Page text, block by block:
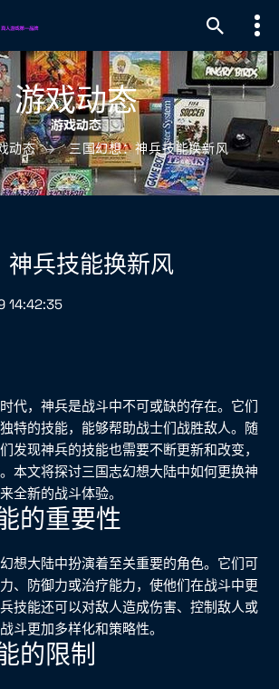
游戏动态
动态 三国幻想：神兵技能换新风
神兵技能换新风
14:42:35
代，神兵是战斗中不可或缺的存在。它们
特的技能，能够帮助战士们战胜敌人。随
发现神兵的技能也需要不断更新和改变，
本文将探讨三国志幻想大陆中如何更换神
全新的战斗体验。
的重要性
想大陆中扮演着至关重要的角色。它们可
、防御力或治疗能力，使他们在战斗中更
技能还可以对敌人造成伤害、控制敌人或
斗更加多样化和策略性。
的限制